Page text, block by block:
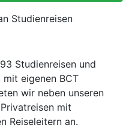
Studienreisen und
mit eigenen BCT
wir neben unseren
mit
Reiseleitern an.